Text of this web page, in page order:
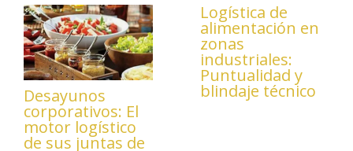
Desayunos
corporativos: El
motor logístico
de sus juntas de
Logística de
alimentación en
zonas
industriales:
Puntualidad y
blindaje técnico